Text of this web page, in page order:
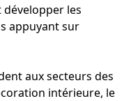
les
appuyant sur
aux secteurs des
intérieure, le